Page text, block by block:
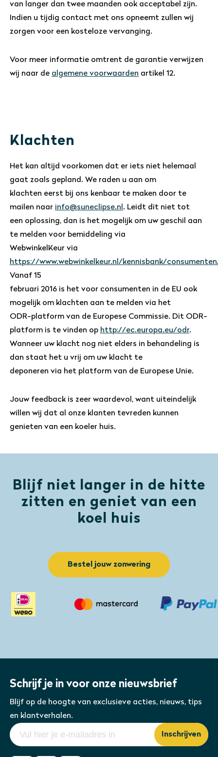
van langer dan twee maanden ook acceptabel zijn.
Indien u tijdig contact met ons opneemt zullen wij
zorgen voor een kosteloze vervanging.
Voor meer informatie omtrent de garantie verwijzen
wij naar de algemene voorwaarden artikel 12.
Klachten
Het kan altijd voorkomen dat er iets niet helemaal
gaat zoals gepland. We raden u aan om
klachten eerst bij ons kenbaar te maken door te
mailen naar info@suneclipse.nl . Leidt dit niet tot
een oplossing, dan is het mogelijk om uw geschil aan
te melden voor bemiddeling via
WebwinkelKeur via
https://www.webwinkelkeur.nl/kennisbank/
Vanaf 15
februari 2016 is het voor consumenten in de EU ook
mogelijk om klachten aan te melden via het
ODR-platform van de Europese Commissie. Dit ODR-
platform is te vinden op http://ec.europa.eu/odr.
Wanneer uw klacht nog niet elders in behandeling is
dan staat het u vrij om uw klacht te
deponeren via het platform van de Europese Unie.
Jouw feedback is zeer waardevol, want uiteindelijk
willen wij dat al onze klanten tevreden kunnen
genieten van een koeler huis.
Blijf niet langer in de hitte
zitten en geniet van een
koel huis
Bestel jouw zonwering
Schrijf je in voor onze nieuwsbrief
Blijf op de hoogte van exclusieve acties, nieuws, tips
en klantverhalen.
Inschrijven